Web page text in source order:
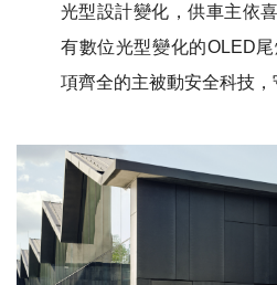
光型設計變化，供車主依
有數位光型變化的OLED
項齊全的主被動安全科技，